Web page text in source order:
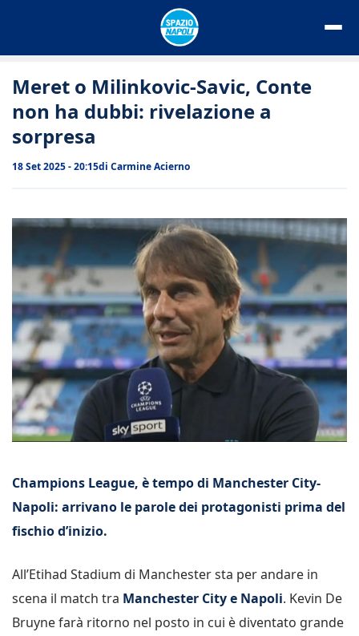
Meret o Milinkovic-Savic, Conte
non ha dubbi: rivelazione a
sorpresa
18 Set 2025 - 20:15di Carmine Acierno
Champions League, è tempo di Manchester City-
Napoli: arrivano le parole dei protagonisti prima del
fischio d’inizio.
All’Etihad Stadium di Manchester sta per andare in
scena il match tra Manchester City e Napoli. Kevin De
Bruyne farà ritorno nel posto in cui è diventato grande